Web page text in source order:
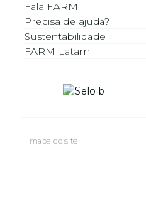
Fala FARM
Precisa de ajuda?
Sustentabilidade
FARM Latam
mapa do site